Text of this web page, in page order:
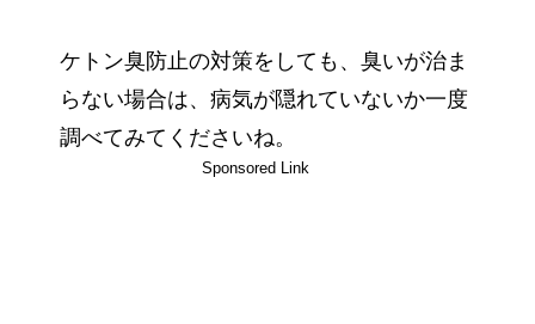
ケトン臭防止の対策をしても、臭いが治ま
らない場合は、病気が隠れていないか一度
調べてみてくださいね。
Sponsored Link